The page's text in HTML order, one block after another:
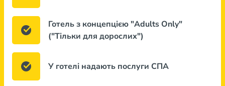
Готель з концепцією "Adults Only"
("Тільки для дорослих")
У готелі надають послуги СПА